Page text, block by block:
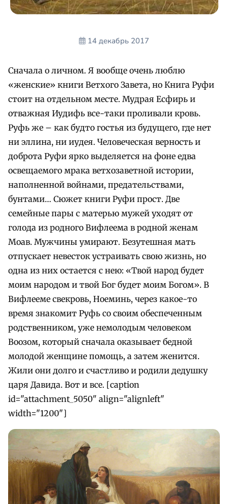
14 декабрь 2017
Сначала о личном. Я вообще очень люблю
«женские» книги Ветхого Завета, но Книга Руфи
стоит на отдельном месте. Мудрая Есфирь и
отважная Иудифь все-таки проливали кровь.
Руфь же – как будто гостья из будущего, где нет
ни эллина, ни иудея. Человеческая верность и
доброта Руфи ярко выделяется на фоне едва
освещаемого мрака ветхозаветной истории,
наполненной войнами, предательствами,
бунтами… Сюжет книги Руфи прост. Две
семейные пары с матерью мужей уходят от
голода из родного Вифлеема в родной женам
Моав. Мужчины умирают. Безутешная мать
отпускает невесток устраивать свою жизнь, но
одна из них остается с нею: «Твой народ будет
моим народом и твой Бог будет моим Богом». В
Вифлееме свекровь, Ноеминь, через какое-то
время знакомит Руфь со своим обеспеченным
родственником, уже немолодым человеком
Воозом, который сначала оказывает бедной
молодой женщине помощь, а затем женится.
Жили они долго и счастливо и родили дедушку
царя Давида. Вот и все. [caption
id="attachment_5050" align="alignleft"
width="1200"]